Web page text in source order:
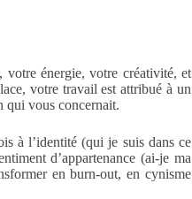
votre énergie, votre créativité, et
votre travail est attribué à un
qui vous concernait.
à l’identité (qui je suis dans ce
d’appartenance (ai-je ma
en burn-out, en cynisme